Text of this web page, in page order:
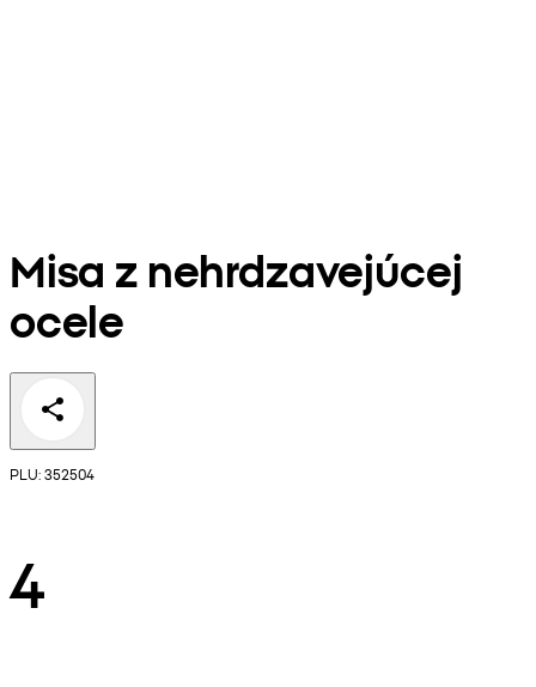
Misa z nehrdzavejúcej
ocele
PLU: 352504
4